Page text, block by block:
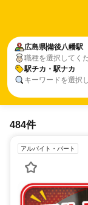
広島県備後八幡駅
職種を選択してく
駅チカ・駅ナカ
キーワードを選択
広島県備後八幡駅
駅チカ・駅ナカ
484件
アルバイト・パート